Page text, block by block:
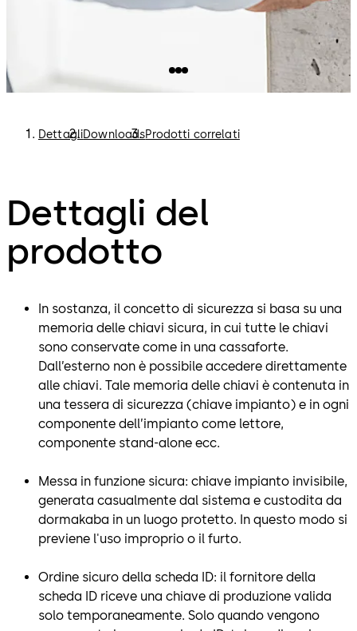
DettagliDownloadsProdotti correlati
Dettagli del
prodotto
In sostanza, il concetto di sicurezza si basa su una
memoria delle chiavi sicura, in cui tutte le chiavi
sono conservate come in una cassaforte.
Dall’esterno non è possibile accedere direttamente
alle chiavi. Tale memoria delle chiavi è contenuta in
una tessera di sicurezza (chiave impianto) e in ogni
componente dell’impianto come lettore,
componente stand-alone ecc.
Messa in funzione sicura: chiave impianto invisibile,
generata casualmente dal sistema e custodita da
dormakaba in un luogo protetto. In questo modo si
previene l'uso improprio o il furto.
Ordine sicuro della scheda ID: il fornitore della
scheda ID riceve una chiave di produzione valida
solo temporaneamente. Solo quando vengono